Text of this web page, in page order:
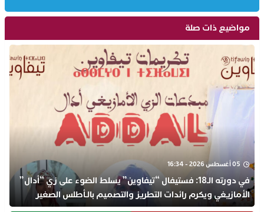
مواضيع ذات صلة
05 أغسطس 2026 - 16:34
في دورته الـ18: فستيفال “تيفاوين” يسلط الضوء على زي “أدال”
الأمازيغي ويكرم رائدات التطريز والتصميم بالـأطلس الصغير